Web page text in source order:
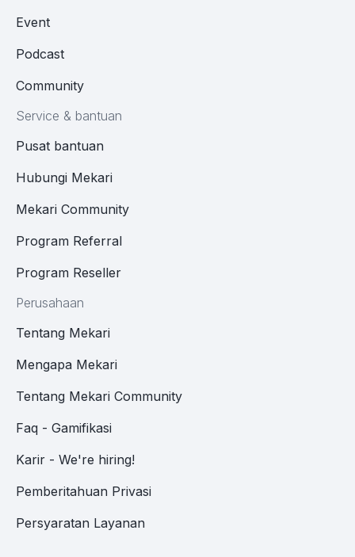
Event
Podcast
Community
Service & bantuan
Pusat bantuan
Hubungi Mekari
Mekari Community
Program Referral
Program Reseller
Perusahaan
Tentang Mekari
Mengapa Mekari
Tentang Mekari Community
Faq - Gamifikasi
Karir - We're hiring!
Pemberitahuan Privasi
Persyaratan Layanan